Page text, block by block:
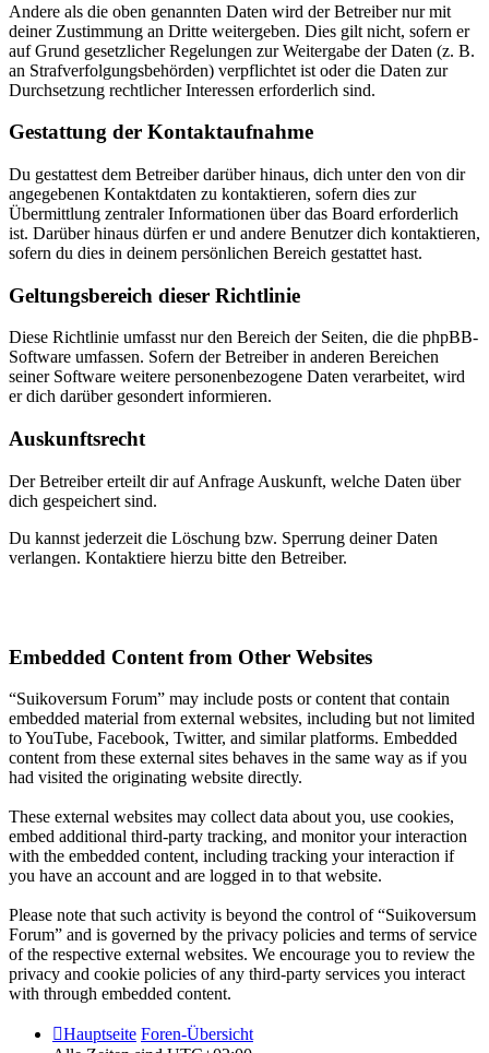
Andere als die oben genannten Daten wird der Betreiber nur mit
deiner Zustimmung an Dritte weitergeben. Dies gilt nicht, sofern er
auf Grund gesetzlicher Regelungen zur Weitergabe der Daten (z. B.
an Strafverfolgungsbehörden) verpflichtet ist oder die Daten zur
Durchsetzung rechtlicher Interessen erforderlich sind.
Gestattung der Kontaktaufnahme
Du gestattest dem Betreiber darüber hinaus, dich unter den von dir
angegebenen Kontaktdaten zu kontaktieren, sofern dies zur
Übermittlung zentraler Informationen über das Board erforderlich
ist. Darüber hinaus dürfen er und andere Benutzer dich kontaktieren,
sofern du dies in deinem persönlichen Bereich gestattet hast.
Geltungsbereich dieser Richtlinie
Diese Richtlinie umfasst nur den Bereich der Seiten, die die phpBB-
Software umfassen. Sofern der Betreiber in anderen Bereichen
seiner Software weitere personenbezogene Daten verarbeitet, wird
er dich darüber gesondert informieren.
Auskunftsrecht
Der Betreiber erteilt dir auf Anfrage Auskunft, welche Daten über
dich gespeichert sind.
Du kannst jederzeit die Löschung bzw. Sperrung deiner Daten
verlangen. Kontaktiere hierzu bitte den Betreiber.
Embedded Content from Other Websites
“Suikoversum Forum” may include posts or content that contain
embedded material from external websites, including but not limited
to YouTube, Facebook, Twitter, and similar platforms. Embedded
content from these external sites behaves in the same way as if you
had visited the originating website directly.
These external websites may collect data about you, use cookies,
embed additional third-party tracking, and monitor your interaction
with the embedded content, including tracking your interaction if
you have an account and are logged in to that website.
Please note that such activity is beyond the control of “Suikoversum
Forum” and is governed by the privacy policies and terms of service
of the respective external websites. We encourage you to review the
privacy and cookie policies of any third-party services you interact
with through embedded content.
Hauptseite Foren-Übersicht